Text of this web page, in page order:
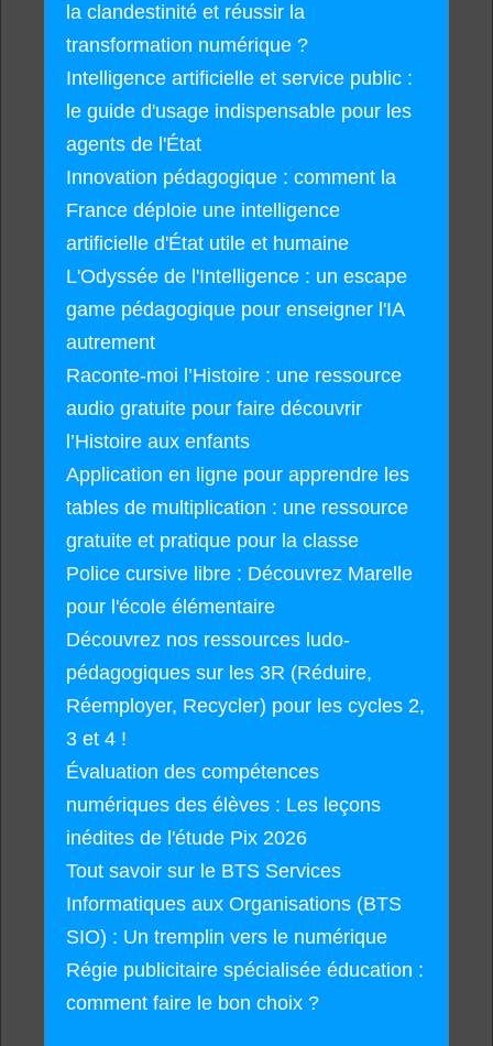
la clandestinité et réussir la
transformation numérique ?
Intelligence artificielle et service public :
le guide d'usage indispensable pour les
agents de l'État
Innovation pédagogique : comment la
France déploie une intelligence
artificielle d'État utile et humaine
L'Odyssée de l'Intelligence : un escape
game pédagogique pour enseigner l'IA
autrement
Raconte-moi l’Histoire : une ressource
audio gratuite pour faire découvrir
l’Histoire aux enfants
Application en ligne pour apprendre les
tables de multiplication : une ressource
gratuite et pratique pour la classe
Police cursive libre : Découvrez Marelle
pour l'école élémentaire
Découvrez nos ressources ludo-
pédagogiques sur les 3R (Réduire,
Réemployer, Recycler) pour les cycles 2,
3 et 4 !
Évaluation des compétences
numériques des élèves : Les leçons
inédites de l'étude Pix 2026
Tout savoir sur le BTS Services
Informatiques aux Organisations (BTS
SIO) : Un tremplin vers le numérique
Régie publicitaire spécialisée éducation :
comment faire le bon choix ?